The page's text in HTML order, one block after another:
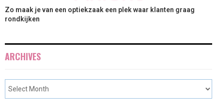
Zo maak je van een optiekzaak een plek waar klanten graag
rondkijken
ARCHIVES